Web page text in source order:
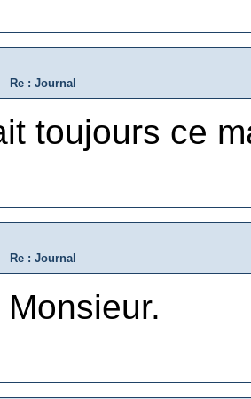
Re : Journal
toujours ce
Re : Journal